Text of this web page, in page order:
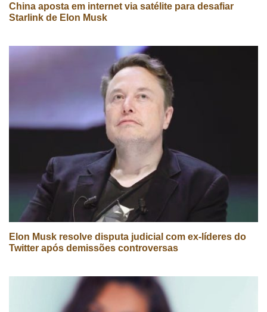
China aposta em internet via satélite para desafiar
Starlink de Elon Musk
Elon Musk resolve disputa judicial com ex-líderes do
Twitter após demissões controversas